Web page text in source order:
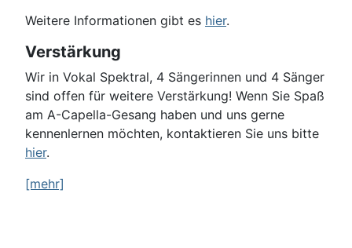
Weitere Informationen gibt es hier.
Verstärkung
Wir in Vokal Spektral, 4 Sängerinnen und 4 Sänger
sind offen für weitere Verstärkung! Wenn Sie Spaß
am A-Capella-Gesang haben und uns gerne
kennenlernen möchten, kontaktieren Sie uns bitte
hier.
[mehr]